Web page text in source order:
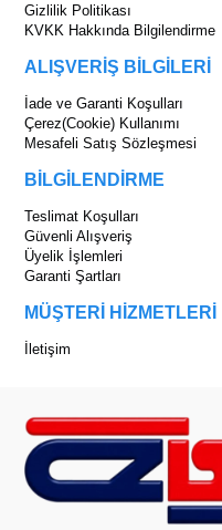
Gizlilik Politikası
KVKK Hakkında Bilgilendirme
ALIŞVERİŞ BİLGİLERİ
İade ve Garanti Koşulları
Çerez(Cookie) Kullanımı
Mesafeli Satış Sözleşmesi
BİLGİLENDİRME
Teslimat Koşulları
Güvenli Alışveriş
Üyelik İşlemleri
Garanti Şartları
MÜŞTERİ HİZMETLERİ
İletişim